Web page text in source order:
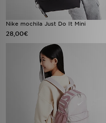
Nike mochila Just Do It Mini
28,00€